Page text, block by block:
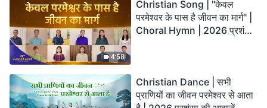
4:58
Christian Song | "केवल
परमेश्वर के पास है जीवन का मार्ग" |
Choral Hymn | 2026 प्रशंसा
Christian Dance | सभी
प्राणियों का जीवन परमेश्वर से आता